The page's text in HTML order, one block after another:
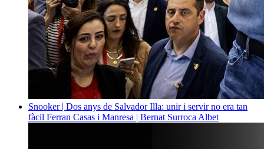
Snooker | Dos anys de Salvador Illa: unir i servir no era tan
fàcil Ferran Casas i Manresa | Bernat Surroca Albet